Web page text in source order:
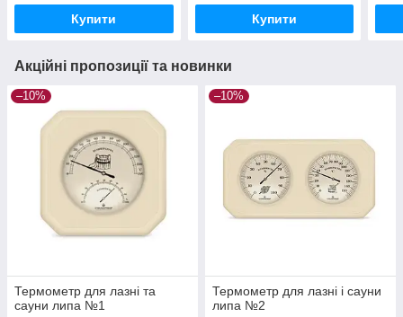
Купити Купити
Акційні пропозиції та новинки
–10%
Термометр для лазні та
сауни липа №1
–10%
Термометр для лазні і сауни
липа №2